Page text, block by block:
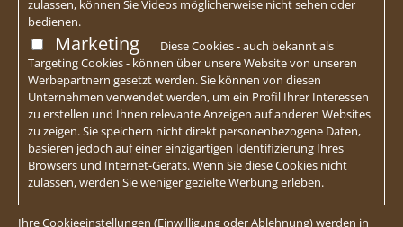
zulassen, können Sie Videos möglicherweise nicht sehen oder
bedienen.
Marketing
Diese Cookies - auch bekannt als
Targeting Cookies - können über unsere Website von unseren
Werbepartnern gesetzt werden. Sie können von diesen
Unternehmen verwendet werden, um ein Profil Ihrer Interessen
zu erstellen und Ihnen relevante Anzeigen auf anderen Websites
zu zeigen. Sie speichern nicht direkt personenbezogene Daten,
basieren jedoch auf einer einzigartigen Identifizierung Ihres
Browsers und Internet-Geräts. Wenn Sie diese Cookies nicht
zulassen, werden Sie weniger gezielte Werbung erleben.
Ihre Cookieeinstellungen (Einwilligung oder Ablehnung) werden in